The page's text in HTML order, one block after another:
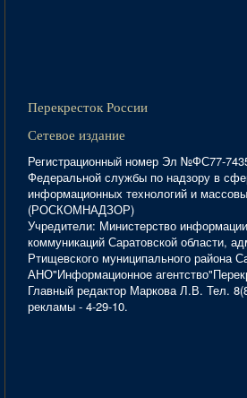
Перекресток России
Сетевое издание
Регистрационный номер Эл №ФС77-
Федеральной службы по надзору в
информационных технологий и
(РОСКОМНАДЗОР)
Учредители: Министерство
коммуникаций Саратовской области,
Ртищевского муниципального района
АНО"Информационное
Главный редактор Маркова Л.В. Тел.
рекламы - 4-29-10.